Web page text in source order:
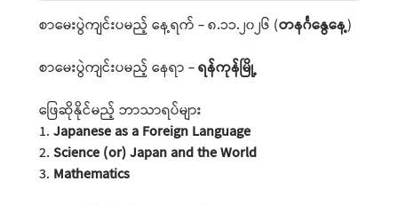
စာမေးပွဲကျင်းပမည့် နေ့ရက် - ၈.၁၁.၂၀၂၆ (တနင်္ဂနွေနေ့)
စာမေးပွဲကျင်းပမည့် နေရာ -ရန်ကုန်မြို့
ဖြေဆိုနိုင်မည့် ဘာသာရပ်များ
1. Japanese as a Foreign Language
2.Science (or) Japan and the World
3. Mathematics